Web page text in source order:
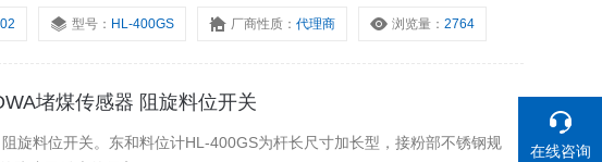
型号： HL-400GS 厂商性质：代理商 浏览量：2764
堵煤传感器 阻旋料位开关
旋料位开关。东和料位计HL-400GS为杆长尺寸加长型，接粉部不锈钢规
在线咨询